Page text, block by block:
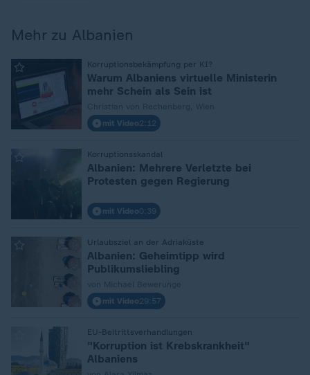
Mehr zu Albanien
Korruptionsbekämpfung per KI?
Warum Albaniens virtuelle Ministerin
mehr Schein als Sein ist
mit Video2:12
Korruptionsskandal
Albanien: Mehrere Verletzte bei
Protesten gegen Regierung
mit Video0:39
Urlaubsziel an der Adriaküste
Albanien: Geheimtipp wird
Publikumsliebling
mit Video29:57
EU-Beitrittsverhandlungen
"Korruption ist Krebskrankheit"
Albaniens